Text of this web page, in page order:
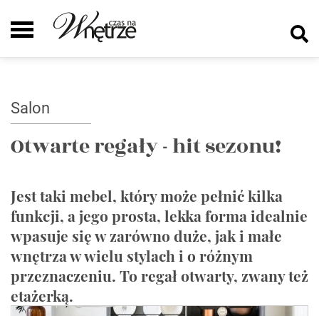
Salon
Otwarte regały - hit sezonu!
Jest taki mebel, który może pełnić kilka
funkcji, a jego prosta, lekka forma idealnie
wpasuje się w zarówno duże, jak i małe
wnętrza w wielu stylach i o różnym
przeznaczeniu. To regał otwarty, zwany też
etażerką.